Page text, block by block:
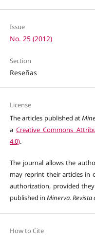
Issue
No. 25 (2012)
Section
Reseñas
License
The articles published at
aCreative Commons
4.0).
The journal allows the
may reprint their articles in
authorization, provided
published in Minerva. Revista
How to Cite